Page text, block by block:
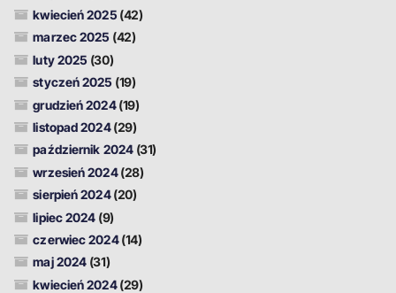
kwiecień 2025 (42)
marzec 2025 (42)
luty 2025 (30)
styczeń 2025 (19)
grudzień 2024(19)
listopad 2024(29)
październik 2024(31)
wrzesień 2024(28)
sierpień 2024(20)
lipiec 2024 (9)
czerwiec 2024(14)
maj 2024 (31)
kwiecień 2024(29)